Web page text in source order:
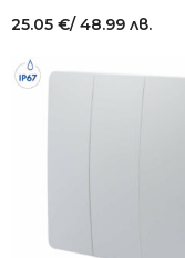
25.05 €/ 48.99 лв.